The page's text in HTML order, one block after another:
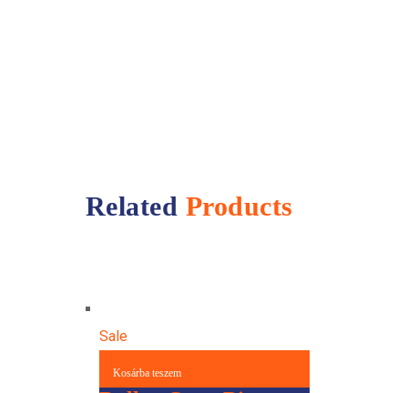
Related Products
Sale
Kosárba teszem